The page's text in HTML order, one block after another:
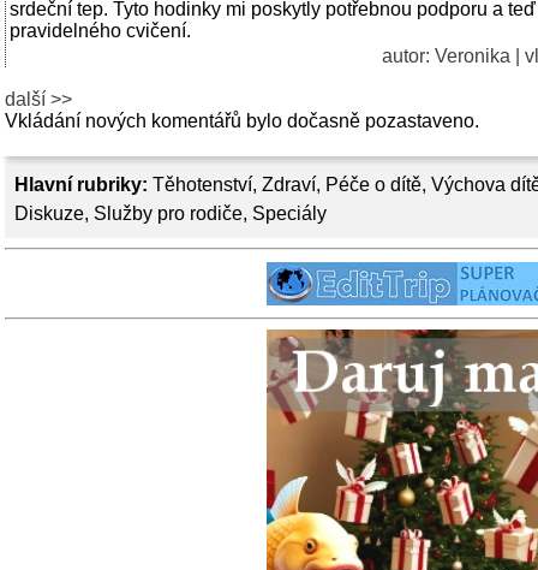
Hlavní rubriky: Těhotenství, Zdraví, Péče o dítě, Výchova
Diskuze, Služby pro rodiče, Speciály
srdeční tep. Tyto hodinky mi poskytly potřebnou podporu a
pravidelného cvičení.
autor: Veronika |
další >>
Vkládání nových komentářů bylo dočasně pozastaveno.